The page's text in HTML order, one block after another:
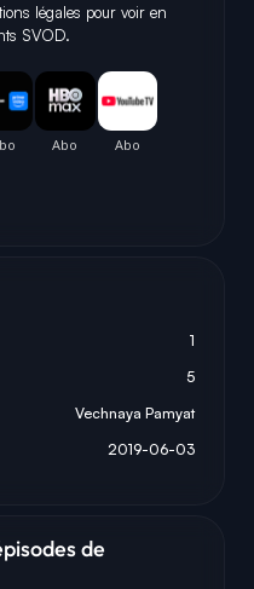
légales pour voir en
SVOD.
1
5
Vechnaya Pamyat
2019-06-03
de